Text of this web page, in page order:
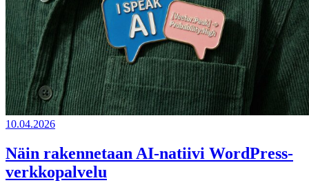
10.04.2026
Näin rakennetaan AI-natiivi WordPress-
verkkopalvelu